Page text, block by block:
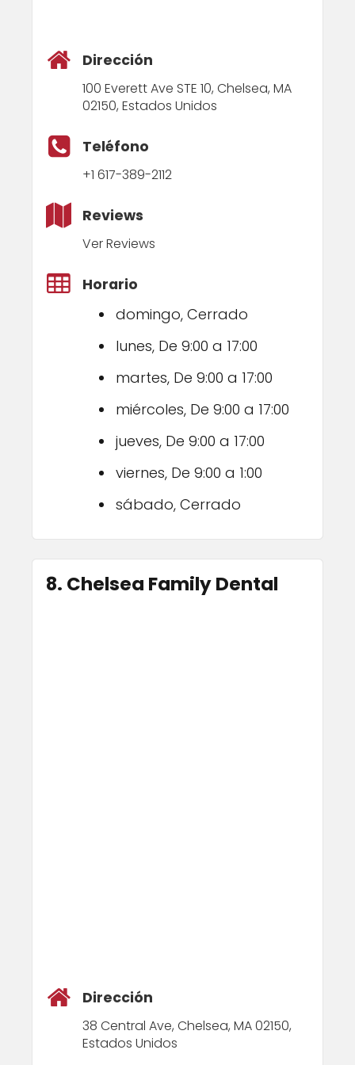
Dirección
100 Everett Ave STE 10, Chelsea, MA
02150, Estados Unidos
Teléfono
+1 617-389-2112
Reviews
Ver Reviews
Horario
domingo, Cerrado
lunes, De 9:00 a 17:00
martes, De 9:00 a 17:00
miércoles, De 9:00 a 17:00
jueves, De 9:00 a 17:00
viernes, De 9:00 a 1:00
sábado, Cerrado
8. Chelsea Family Dental
Dirección
38 Central Ave, Chelsea, MA 02150,
Estados Unidos